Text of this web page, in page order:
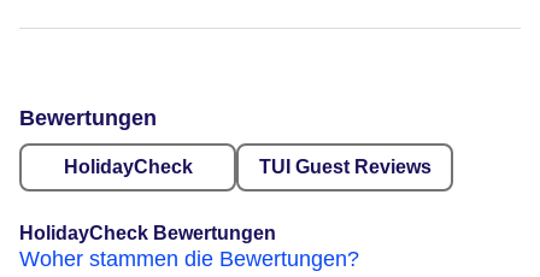
Bewertungen
HolidayCheck TUI Guest Reviews
HolidayCheck Bewertungen
Woher stammen die Bewertungen?